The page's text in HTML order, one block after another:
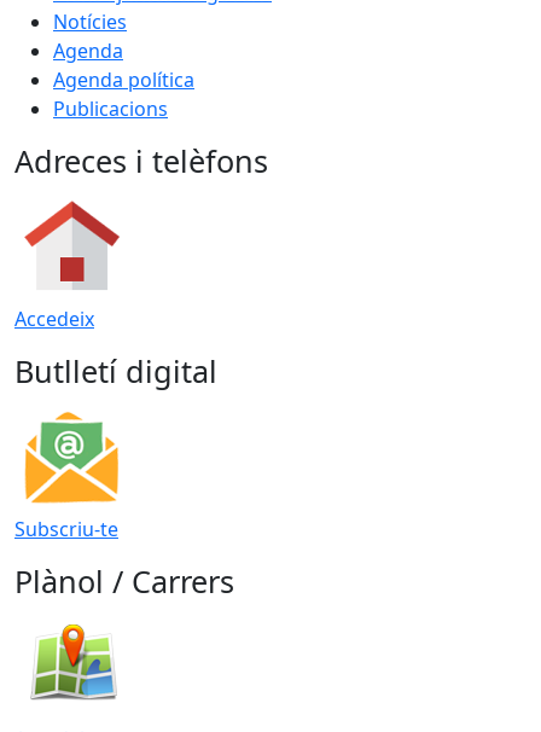
Notícies
Agenda
Agenda política
Publicacions
Adreces i telèfons
Accedeix
Butlletí digital
Subscriu-te
Plànol / Carrers